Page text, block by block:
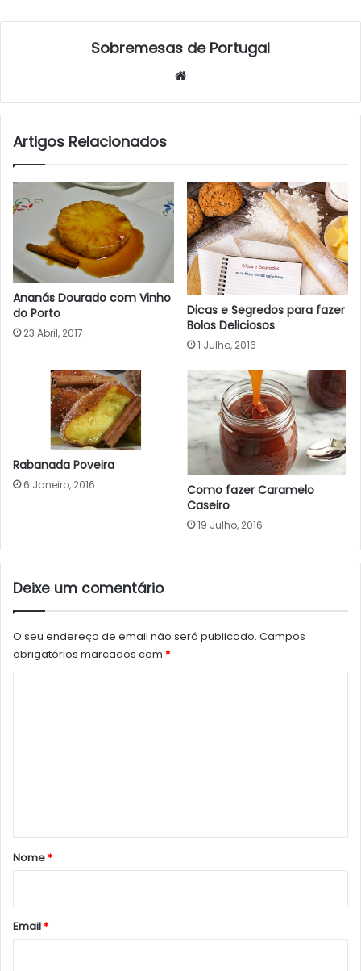
Sobremesas de Portugal
Artigos Relacionados
Ananás Dourado com Vinho
do Porto
23 Abril, 2017
Dicas e Segredos para fazer
Bolos Deliciosos
1 Julho, 2016
Rabanada Poveira
6 Janeiro, 2016
Como fazer Caramelo
Caseiro
19 Julho, 2016
Deixe um comentário
O seu endereço de email não será publicado. Campos
obrigatórios marcados com *
r
*
Nome*
Email*